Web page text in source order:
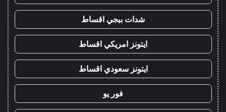
شدات ببجي اقساط
ايتونز امريكي اقساط
ايتونز سعودي اقساط
فور يو